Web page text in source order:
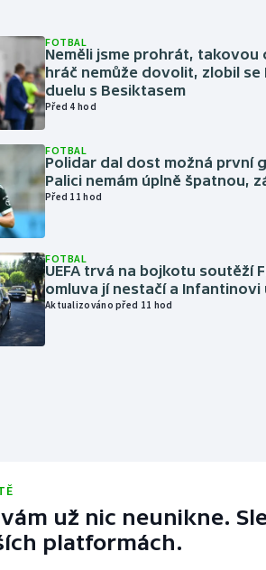
FOTBAL
Neměli jsme prohrát, takovou
hráč nemůže dovolit, zlobil se
duelu s Besiktasem
Před 4 hod
FOTBAL
Polidar dal dost možná první
Palici nemám úplně špatnou,
Před 11 hod
FOTBAL
UEFA trvá na bojkotu soutěží
omluva jí nestačí a Infantinovi
Aktualizováno před 11 hod
už nic neunikne.
platformách.